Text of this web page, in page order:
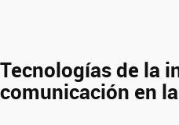
Tecnologías de la
comunicación en